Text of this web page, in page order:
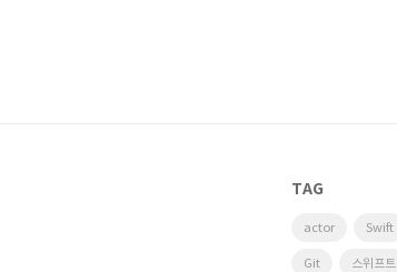
TAG
actor Swift
Git 스위프트